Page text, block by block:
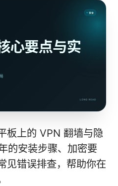
板上的 VPN 翻墙与隐
的安装步骤、加密要
见错误排查，帮助你在